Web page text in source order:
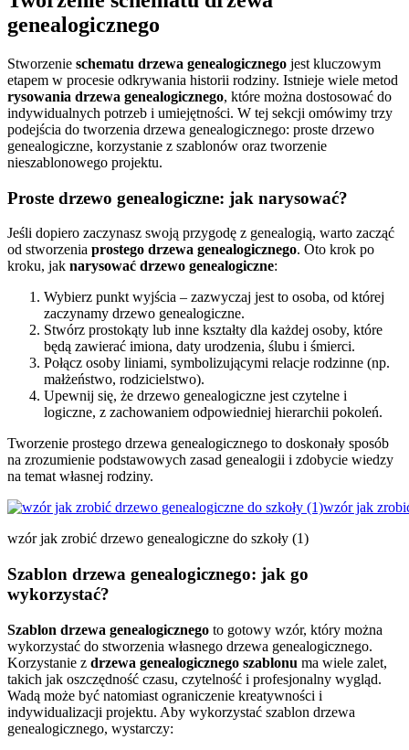
genealogicznego
Stworzenie schematu drzewa genealogicznego jest kluczowym
etapem w procesie odkrywania historii rodziny. Istnieje wiele metod
rysowania drzewa genealogicznego, które można dostosować do
indywidualnych potrzeb i umiejętności. W tej sekcji omówimy trzy
podejścia do tworzenia drzewa genealogicznego: proste drzewo
genealogiczne, korzystanie z szablonów oraz tworzenie
nieszablonowego projektu.
Proste drzewo genealogiczne: jak narysować?
Jeśli dopiero zaczynasz swoją przygodę z genealogią, warto zacząć
od stworzenia prostego drzewa genealogicznego. Oto krok po
kroku, jak narysować drzewo genealogiczne:
Wybierz punkt wyjścia – zazwyczaj jest to osoba, od której
zaczynamy drzewo genealogiczne.
Stwórz prostokąty lub inne kształty dla każdej osoby, które
będą zawierać imiona, daty urodzenia, ślubu i śmierci.
Połącz osoby liniami, symbolizującymi relacje rodzinne (np.
małżeństwo, rodzicielstwo).
Upewnij się, że drzewo genealogiczne jest czytelne i
logiczne, z zachowaniem odpowiedniej hierarchii pokoleń.
Tworzenie prostego drzewa genealogicznego to doskonały sposób
na zrozumienie podstawowych zasad genealogii i zdobycie wiedzy
na temat własnej rodziny.
wzór jak zrobić drzewo genealogiczne do szkoły (1)
Szablon drzewa genealogicznego: jak go
wykorzystać?
Szablon drzewa genealogicznego to gotowy wzór, który można
wykorzystać do stworzenia własnego drzewa genealogicznego.
Korzystanie z drzewa genealogicznego szablonu ma wiele zalet,
takich jak oszczędność czasu, czytelność i profesjonalny wygląd.
Wadą może być natomiast ograniczenie kreatywności i
indywidualizacji projektu. Aby wykorzystać szablon drzewa
genealogicznego, wystarczy: